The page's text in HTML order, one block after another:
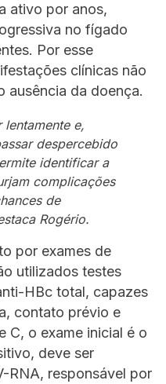
ativo por anos,
no fígado
Por esse
clínicas não
ausência da doença.
lentamente e,
despercebido
identificar a
complicações
de
Rogério.
por exames de
utilizados testes
HBc total, capazes
contato prévio e
C, o exame inicial é o
deve ser
RNA, responsável por